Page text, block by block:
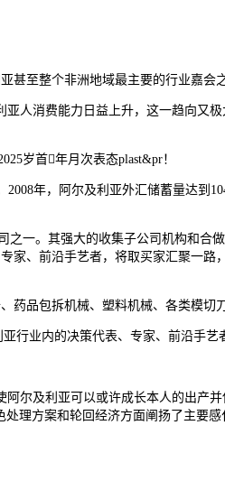
至整个非洲地域最主要的行业嘉会
人消费能力日益上升，这一趋向又
岁首年月次表态plast&pr！
年，阿尔及利亚外汇储蓄量达到
一。其强大的收集子公司机构和合
家、前沿手艺者，将取买家汇聚一路
品包拆机械、塑料机械、各类模切刀
业内的决策代表、专家、前沿手艺
尔及利亚可以或许成长本人的出产
理方案和轮回经济方面阐扬了主要感